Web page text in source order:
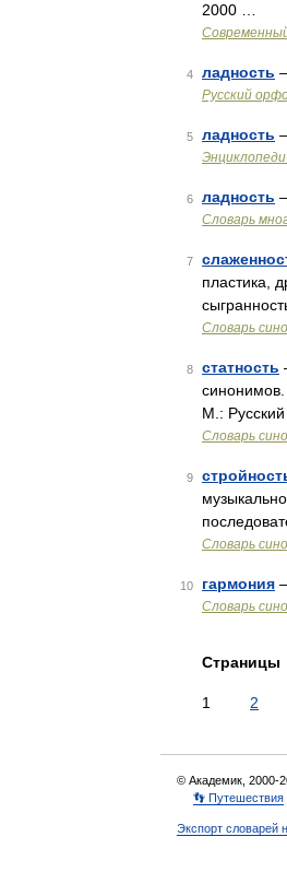
2000 …
4 ладность
Русский
5 ладность
6 ладность
Словарь
7
пластика,
Словарь
8 статность
синонимов.
М.:
Словарь
9
Словарь
10 гармония
Словарь
Страницы
1 2
© Академик, 2000-
👣 Путешествия
Экспорт словарей